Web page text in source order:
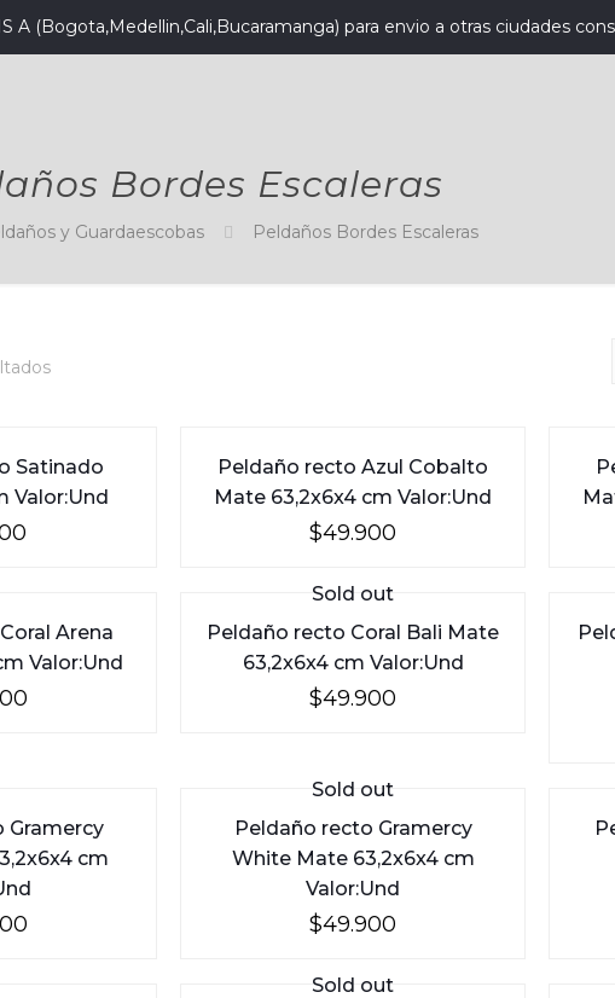
A (Bogota,Medellin,Cali,Bucaramanga) para envio a otras ciudades
Bordes Escaleras
y Guardaescobas Peldaños Bordes Escaleras
Satinado
Valor:Und
Peldaño recto Azul Cobalto
Mate 63,2x6x4 cm Valor:Und
$49.900
Arena
Valor:Und
Sold out
Peldaño recto Coral Bali Mate
63,2x6x4 cm Valor:Und
$49.900
Gramercy
cm
Sold out
Peldaño recto Gramercy
White Mate 63,2x6x4 cm
Valor:Und
$49.900
Sold out